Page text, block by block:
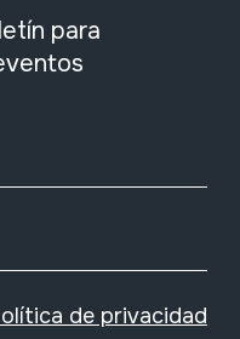
para
de privacidad